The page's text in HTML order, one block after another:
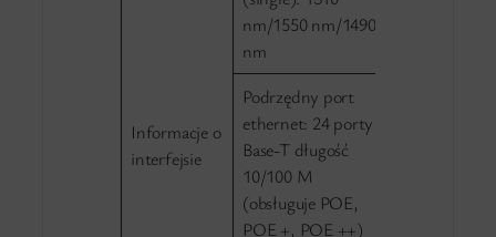
Informacje o
interfejsie
nm/1550 nm/1490
nm
Podrzędny port
ethernet: 24 porty
Base-T długość
10/100 M
(obsługuje POE,
POE +, POE ++)